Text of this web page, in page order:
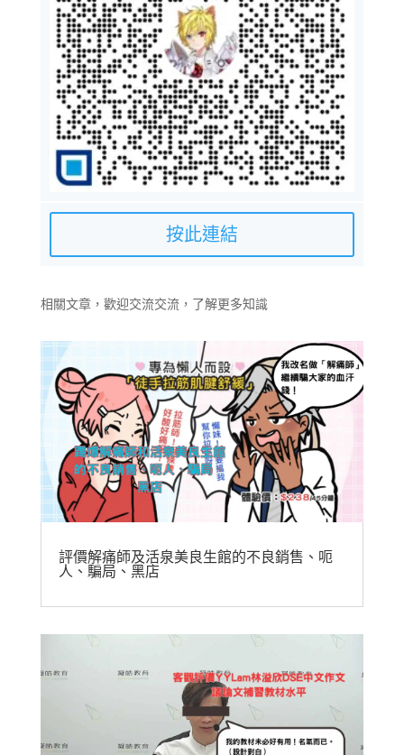
按此連結
相關文章，歡迎交流交流，了解更多知識
評價解痛師及活泉美良生館的不良銷售、呃
人、騙局、黑店